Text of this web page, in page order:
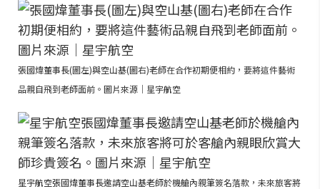
張國煒董事長(圖左)與空山基(圖右)老師在合作初期便相約，要將這件藝術
品親自飛到老師面前。圖片來源｜星宇航空
星宇航空張國煒董事長邀請空山基老師於機艙內親筆簽名落款，未來旅客將